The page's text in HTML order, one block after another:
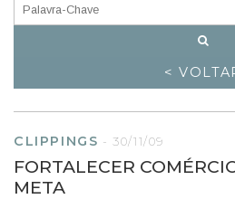
<
CLIPPINGS -30/11/09
FORTALECER
META